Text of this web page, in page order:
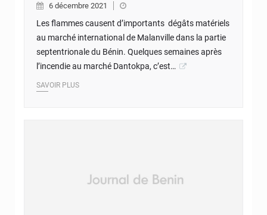
6 décembre 2021
Les flammes causent d’importants dégâts matériels
au marché international de Malanville dans la partie
septentrionale du Bénin. Quelques semaines après
l’incendie au marché Dantokpa, c’est…
SAVOIR PLUS